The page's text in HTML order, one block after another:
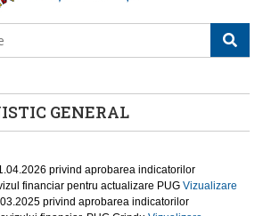
GENERAL
privind aprobarea indicatorilor
financiar pentru actualizare PUG Vizualizare
privind aprobarea indicatorilor